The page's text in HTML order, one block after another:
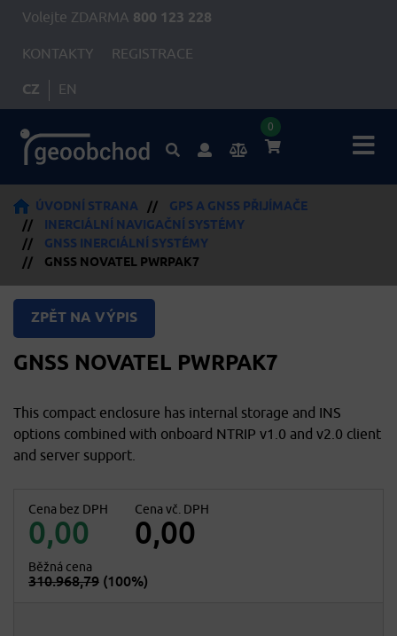
Volejte ZDARMA 800 123 228
KONTAKTY REGISTRACE
CZ EN
0
ÚVODNÍ STRANA //
GPS A GNSS PŘIJÍMAČE
//
INERCIÁLNÍ NAVIGAČNÍ SYSTÉMY
//
GNSS INERCIÁLNÍ SYSTÉMY
//
GNSS NOVATEL PWRPAK7
ZPĚT NA VÝPIS
GNSS NOVATEL PWRPAK7
This compact enclosure has internal storage and INS
options combined with onboard NTRIP v1.0 and v2.0 client
and server support.
Cena bez DPH
0,00
Cena vč. DPH
0,00
Běžná cena
310.968,79 (100%)